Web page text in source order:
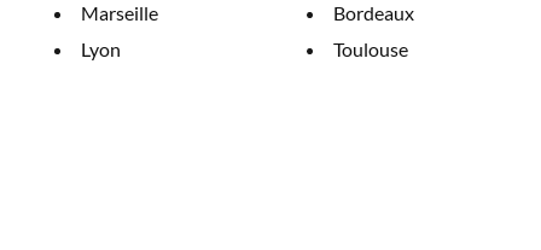
Marseille
Lyon
Bordeaux
Toulouse